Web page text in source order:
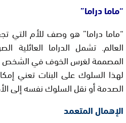
“ماما دراما”
“ماما دراما” هو وصف للأم التي
العالم. تشمل الدراما العائلية
المصممة لغرس الخوف في الشخص
لهذا السلوك على البنات تعني
الصدمة أو نقل السلوك نفسه إلى
الإهمال المتعمد